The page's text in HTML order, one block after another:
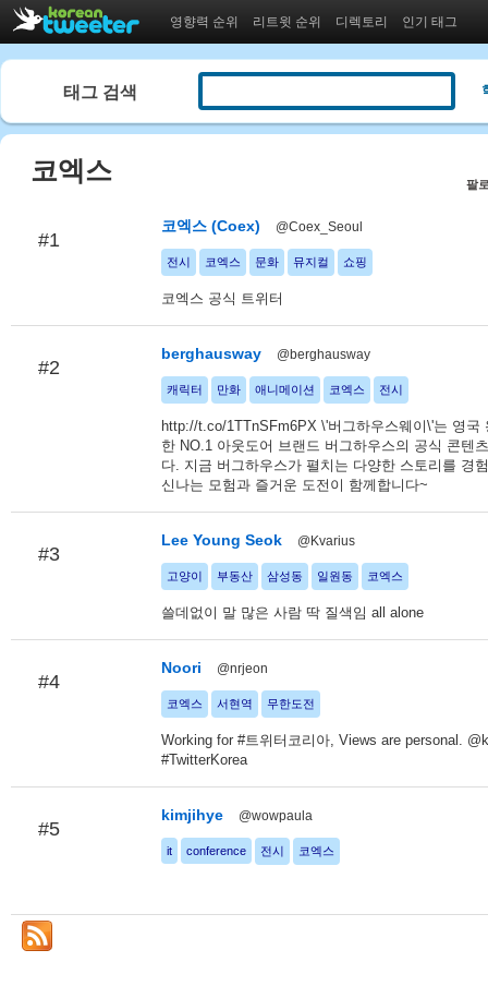
영향력 순위 리트윗 순위 디렉토리 인기 태그
태그 검색
코엑스 팔
#1
코엑스 (Coex) @Coex_Seoul
전시 코엑스 문화 뮤지컬 쇼핑
코엑스 공식 트위터
#2
berghausway @berghausway
캐릭터 만화 애니메이션 코엑스 전시
http://t.co/1TTnSFm6PX \'버그하우스웨이\'는 영국
한 NO.1 아웃도어 브랜드 버그하우스의 공식 콘텐
다. 지금 버그하우스가 펼치는 다양한 스토리를 경
신나는 모험과 즐거운 도전이 함께합니다~
#3
Lee Young Seok @Kvarius
고양이 부동산 삼성동 일원동 코엑스
쓸데없이 말 많은 사람 딱 질색임 all alone
#4
Noori @nrjeon
코엑스 서현역 무한도전
Working for #트위터코리아, Views are personal.
#TwitterKorea
#5
kimjihye @wowpaula
it conference 전시 코엑스